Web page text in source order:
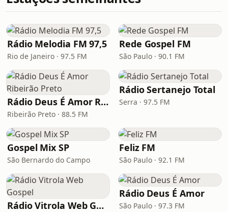
Rádio Melodia FM 97,5
Rio de Janeiro · 97.5 FM
Rede Gospel FM
São Paulo · 90.1 FM
Rádio Deus É Amor Ribeirão Preto
Ribeirão Preto · 88.5 FM
Rádio Sertanejo Total
Serra · 97.5 FM
Gospel Mix SP
São Bernardo do Campo
Feliz FM
São Paulo · 92.1 FM
Rádio Vitrola Web Gospel
Rádio Deus É Amor
São Paulo · 97.3 FM